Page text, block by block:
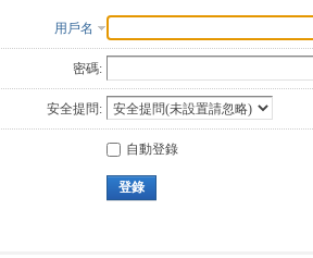
用戶名
密碼:
安全提問:
自動登錄
登錄